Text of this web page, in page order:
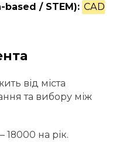
based / STEM): CAD
від міста
та вибору між
18000 на рік.